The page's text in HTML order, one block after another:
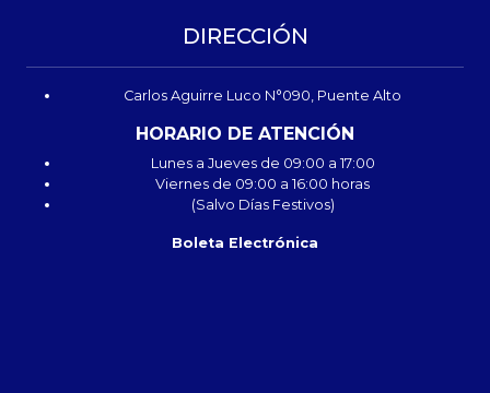
DIRECCIÓN
Carlos Aguirre Luco N°090, Puente Alto
HORARIO DE ATENCIÓN
Lunes a Jueves de 09:00 a 17:00
Viernes de 09:00 a 16:00 horas
(Salvo Días Festivos)
Boleta Electrónica